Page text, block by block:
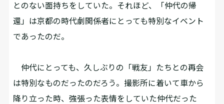
とのない面持ちをしていた。それほど、「仲代の帰
還」は京都の時代劇関係者にとっても特別なイベント
であったのだ。
仲代にとっても、久しぶりの「戦友」たちとの再会
は特別なものだったのだろう。撮影所に着いて車から
降り立った時、強張った表情をしていた仲代だった